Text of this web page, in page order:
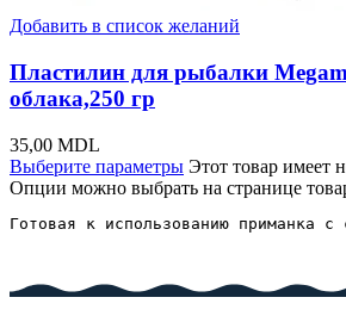
Добавить в список желаний
Пластилин для рыбалки
облака,250 гр
35,00 MDL
Выберите параметры Этот товар имеет
Опции можно выбрать на странице
Готовая к использованию приманка